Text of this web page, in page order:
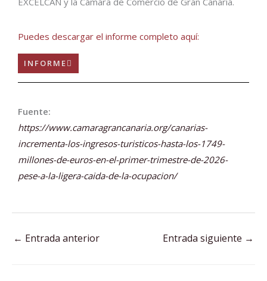
Puedes descargar el informe completo aquí:
INFORME
Fuente:
https://www.camaragrancanaria.org/canarias-
incrementa-los-ingresos-turisticos-hasta-los-1749-
millones-de-euros-en-el-primer-trimestre-de-2026-
pese-a-la-ligera-caida-de-la-ocupacion/
← Entrada anterior Entrada siguiente →